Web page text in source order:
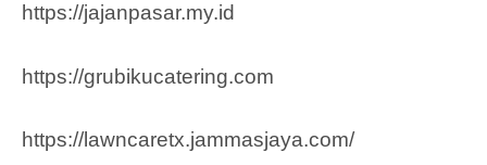
https://jajanpasar.my.id
https://grubikucatering.com
https://lawncaretx.jammasjaya.com/